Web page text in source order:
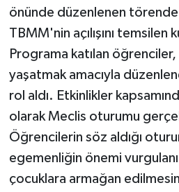
önünde düzenlenen
TBMM'nin açılışını temsilen
Programa katılan
yaşatmak amacıyla
rol aldı. Etkinlikler
olarak Meclis oturumu
Öğrencilerin söz aldığı
egemenliğin önemi
çocuklara armağan